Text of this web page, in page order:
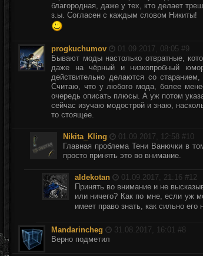
благородная, даже у тех, кто делает
з.ы. Согласен с каждым словом Никиты!
progkuchumov 01.09.2017, 08:05 #9
Бывают моды настолько отвратные,
даже на чёрный и низкопробный
действительно делаются со
Считаю, что у любого мода, более
очередь описать плюсы. А уж потом
сейчас изучаю модострой и знаю,
то стоящее.
Nikita_Kling 01.09.2017, 12:58 #10
Главная проблема Тени Ванючки в
просто принять это во внимание.
aldekotan 01.09.2017, 21:16 #12
Принять во внимание и не
или ничего? Как по мне, если уж
имеет право знать, как сильно его
Mandarincheg 31.08.2017, 16:01 #8
Верно подметил